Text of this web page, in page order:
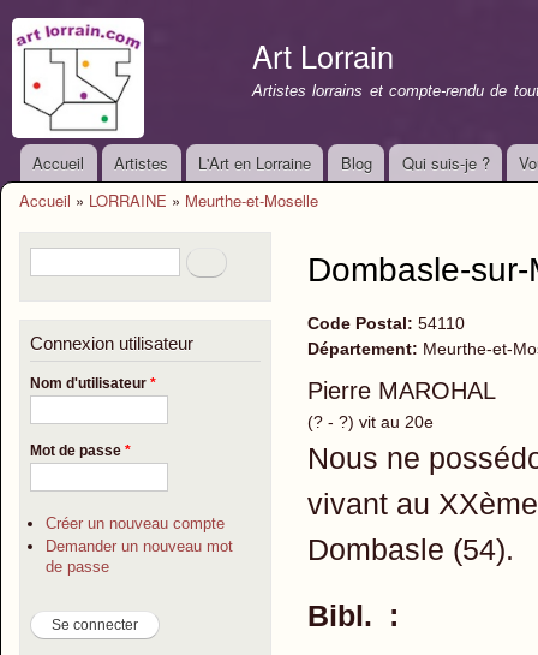
Art Lorrain
Artistes lorrains et compte-rendu de
Menu principal
Accueil Artistes L'Art en Lorraine Blog Qui suis-je ?
Accueil » LORRAINE » Meurthe-et-Moselle
Formulaire de rechercheRechercher
Connexion utilisateur
Nom d'utilisateur *
Mot de passe *
Créer un nouveau compte
Demander un nouveau mot
de passe
Dombasle-
Code Postal: 54110
Département: Meurthe-et-
Pierre MAROHAL
(? - ?) vit au 20e
Nous ne
vivant au
Dombasle (54).
Bibl. :